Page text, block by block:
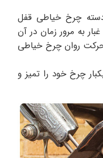
چرخ خیاطی قفل
به مرور زمان در آن
روان چرخ خیاطی
چرخ خود را تمیز و